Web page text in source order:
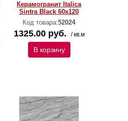
Керамогранит Italica
Sintra Black 60x120
Код товара:52024
1325.00 руб. / кв.м
В корзину